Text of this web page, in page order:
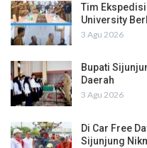
Tim
University
3 Agu 2026
Bupati
Daerah
3 Agu 2026
Di Car Free
Sijunjung